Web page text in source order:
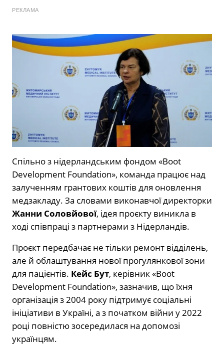
РЕКЛАМА
Спільно з нідерландським фондом «Boot
Development Foundation», команда працює над
залученням грантових коштів для оновлення
медзакладу. За словами виконавчої директорки
Жанни Соловйової, ідея проєкту виникла в
ході співпраці з партнерами з Нідерландів.
Проєкт передбачає не тільки ремонт відділень,
але й облаштування нової прогулянкової зони
для пацієнтів. Кейс Бут, керівник «Boot
Development Foundation», зазначив, що їхня
організація з 2004 року підтримує соціальні
ініціативи в Україні, а з початком війни у 2022
році повністю зосередилася на допомозі
українцям.